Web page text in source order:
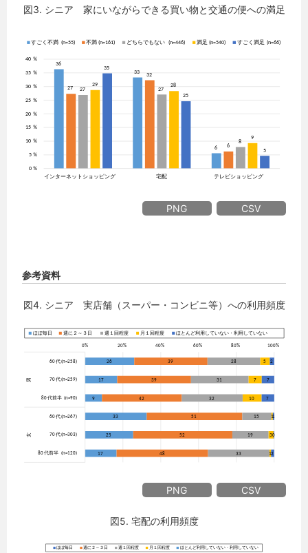
図3. シニア 家にいながらできる買い物と交通の便への満足
PNG CSV
参考資料
図4. シニア 実店舗（スーパー・コンビニ等）への利用頻度
PNG CSV
図5. 宅配の利用頻度